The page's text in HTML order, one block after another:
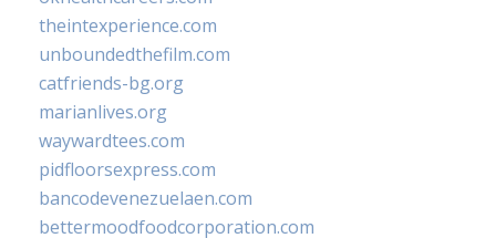
theintexperience.com
unboundedthefilm.com
catfriends-bg.org
marianlives.org
waywardtees.com
pidfloorsexpress.com
bancodevenezuelaen.com
bettermoodfoodcorporation.com